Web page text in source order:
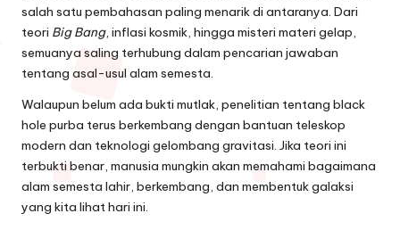
salah satu pembahasan paling menarik di antaranya. Dari
teori Big Bang, inflasi kosmik, hingga misteri materi gelap,
semuanya saling terhubung dalam pencarian jawaban
tentang asal-usul alam semesta.
Walaupun belum ada bukti mutlak, penelitian tentang black
hole purba terus berkembang dengan bantuan teleskop
modern dan teknologi gelombang gravitasi. Jika teori ini
terbukti benar, manusia mungkin akan memahami bagaimana
alam semesta lahir, berkembang, dan membentuk galaksi
yang kita lihat hari ini.